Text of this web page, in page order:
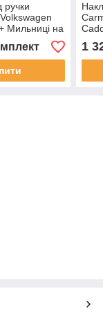
ручки
Мильниці на
Туран 4 шт.
1